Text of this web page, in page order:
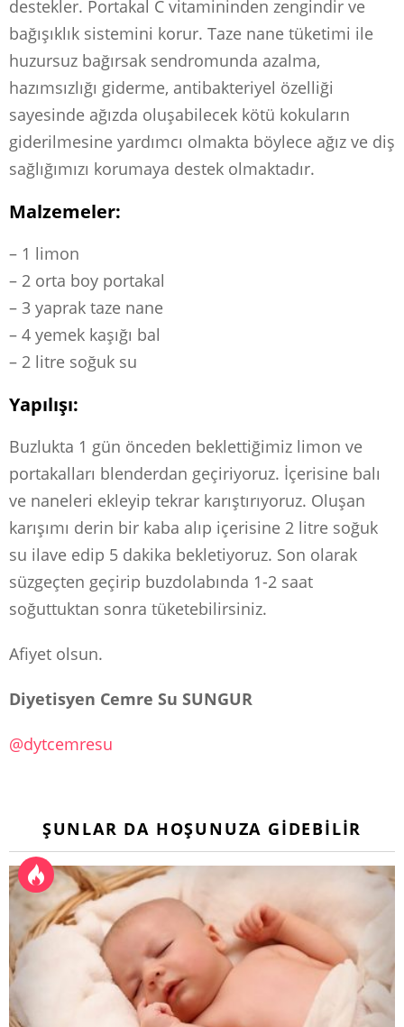
destekler. Portakal C vitamininden zengindir ve
bağışıklık sistemini korur. Taze nane tüketimi ile
huzursuz bağırsak sendromunda azalma,
hazımsızlığı giderme, antibakteriyel özelliği
sayesinde ağızda oluşabilecek kötü kokuların
giderilmesine yardımcı olmakta böylece ağız ve diş
sağlığımızı korumaya destek olmaktadır.
Malzemeler:
– 1 limon
– 2 orta boy portakal
– 3 yaprak taze nane
– 4 yemek kaşığı bal
– 2 litre soğuk su
Yapılışı:
Buzlukta 1 gün önceden beklettiğimiz limon ve
portakalları blenderdan geçiriyoruz. İçerisine balı
ve naneleri ekleyip tekrar karıştırıyoruz. Oluşan
karışımı derin bir kaba alıp içerisine 2 litre soğuk
su ilave edip 5 dakika bekletiyoruz. Son olarak
süzgeçten geçirip buzdolabında 1-2 saat
soğuttuktan sonra tüketebilirsiniz.
Afiyet olsun.
Diyetisyen Cemre Su SUNGUR
@dytcemresu
ŞUNLAR DA HOŞUNUZA GIDEBILIR